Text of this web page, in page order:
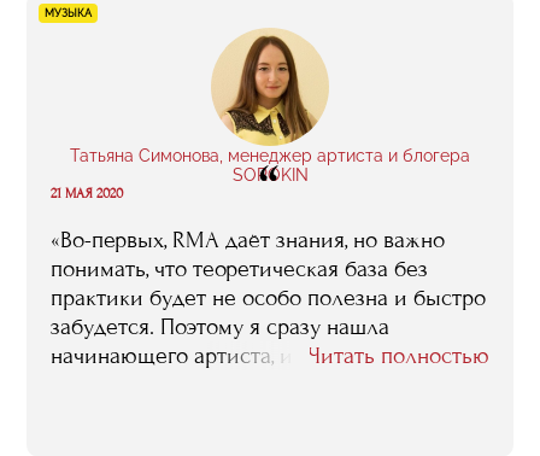
сформировать моё мышление в области
работы с продуктом»
МУЗЫКА
Татьяна Симонова, менеджер артиста и блогера
SOROKIN
“
21 МАЯ 2020
«Во-первых, RMA даёт знания, но важно
понимать, что теоретическая база без
практики будет не особо полезна и быстро
забудется. Поэтому я сразу нашла
начинающего артиста, и на первые встречи
Читать полностью